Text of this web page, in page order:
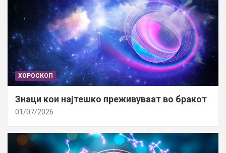
ХОРОСКОП
Знаци кои најтешко преживуваат во бракот
01/07/2026